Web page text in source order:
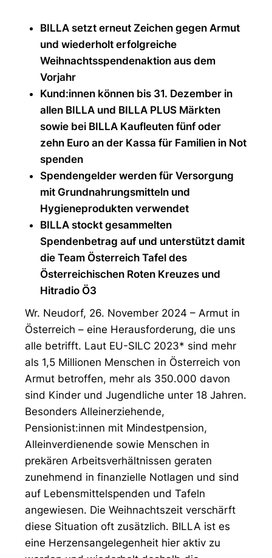
BILLA setzt erneut Zeichen gegen Armut
und wiederholt erfolgreiche
Weihnachtsspendenaktion aus dem
Vorjahr
Kund:innen können bis 31. Dezember in
allen BILLA und BILLA PLUS Märkten
sowie bei BILLA Kaufleuten fünf oder
zehn Euro an der Kassa für Familien in Not
spenden
Spendengelder werden für Versorgung
mit Grundnahrungsmitteln und
Hygieneprodukten verwendet
BILLA stockt gesammelten
Spendenbetrag auf und unterstützt damit
die Team Österreich Tafel des
Österreichischen Roten Kreuzes und
Hitradio Ö3
Wr. Neudorf, 26. November 2024 – Armut in
Österreich – eine Herausforderung, die uns
alle betrifft. Laut EU-SILC 2023* sind mehr
als 1,5 Millionen Menschen in Österreich von
Armut betroffen, mehr als 350.000 davon
sind Kinder und Jugendliche unter 18 Jahren.
Besonders Alleinerziehende,
Pensionist:innen mit Mindestpension,
Alleinverdienende sowie Menschen in
prekären Arbeitsverhältnissen geraten
zunehmend in finanzielle Notlagen und sind
auf Lebensmittelspenden und Tafeln
angewiesen. Die Weihnachtszeit verschärft
diese Situation oft zusätzlich. BILLA ist es
eine Herzensangelegenheit hier aktiv zu